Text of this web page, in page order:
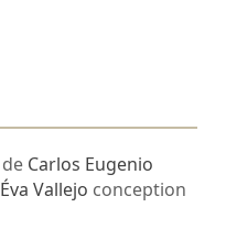
de Carlos Eugenio
Éva Vallejo conception